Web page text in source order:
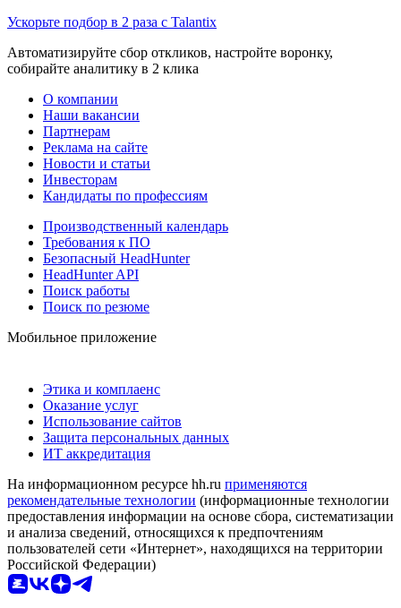
Ускорьте подбор в 2 раза с Talantix
Автоматизируйте сбор откликов, настройте воронку,
собирайте аналитику в 2 клика
О компании
Наши вакансии
Партнерам
Реклама на сайте
Новости и статьи
Инвесторам
Кандидаты по профессиям
Производственный календарь
Требования к ПО
Безопасный HeadHunter
HeadHunter API
Поиск работы
Поиск по резюме
Мобильное приложение
Этика и комплаенс
Оказание услуг
Использование сайтов
Защита персональных данных
ИТ аккредитация
На информационном ресурсе hh.ru применяются
рекомендательные технологии (информационные технологии
предоставления информации на основе сбора, систематизации
и анализа сведений, относящихся к предпочтениям
пользователей сети «Интернет», находящихся на территории
Российской Федерации)